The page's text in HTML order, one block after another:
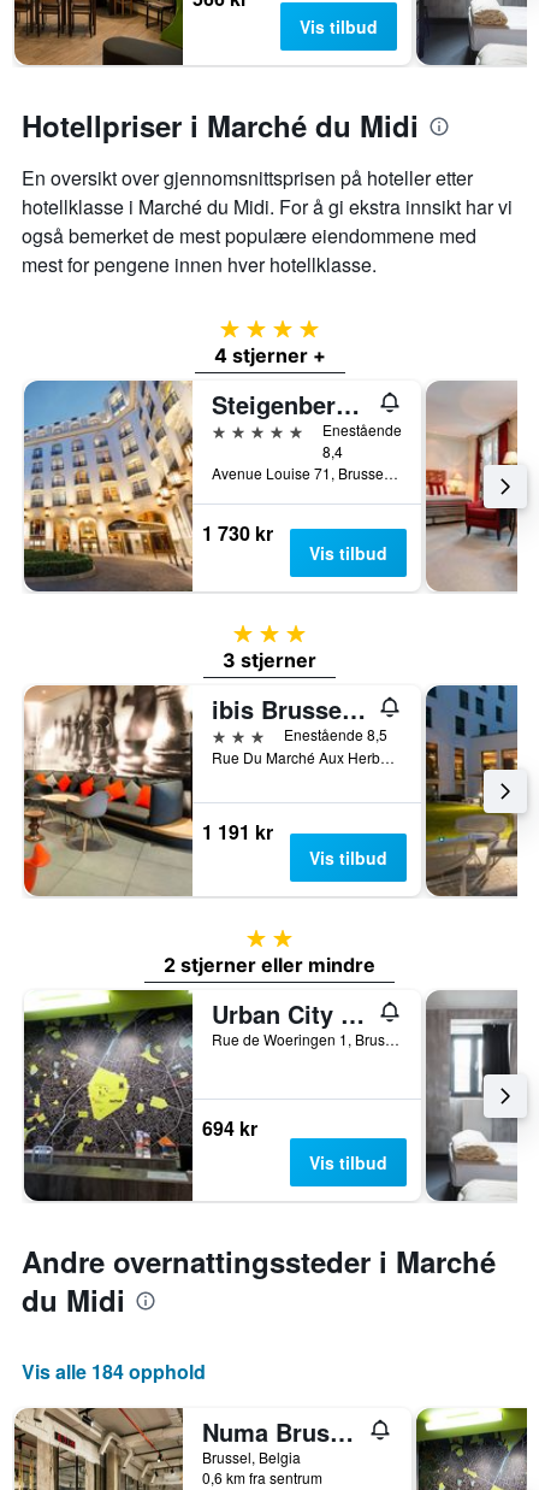
Vis tilbud
Hotellpriser i Marché du Midi
En oversikt over gjennomsnittsprisen på hoteller etter
hotellklasse i Marché du Midi. For å gi ekstra innsikt har vi
også bemerket de mest populære eiendommene med
mest for pengene innen hver hotellklasse.
4 stjerner
4 stjerner +
Steigenberger Wiltcher's
5 stjerner
Enestående
8,4
Avenue Louise 71, Brussel, Belgia
1 730 kr
Vis tilbud
3 stjerner
3 stjerner
ibis Brussels off Grand Place
3 stjernerEnestående 8,5
Rue Du Marché Aux Herbes 100, Brussel, Belgia
1 191 kr
Vis tilbud
2 stjerner
2 stjerner eller mindre
Urban City Centre Hostel
Rue de Woeringen 1, Brussel, Belgia
694 kr
Vis tilbud
Andre overnattingssteder i Marché
du Midi
Vis alle 184 opphold
Numa Brussels Royal Galleries
Brussel, Belgia
0,6 km fra sentrum